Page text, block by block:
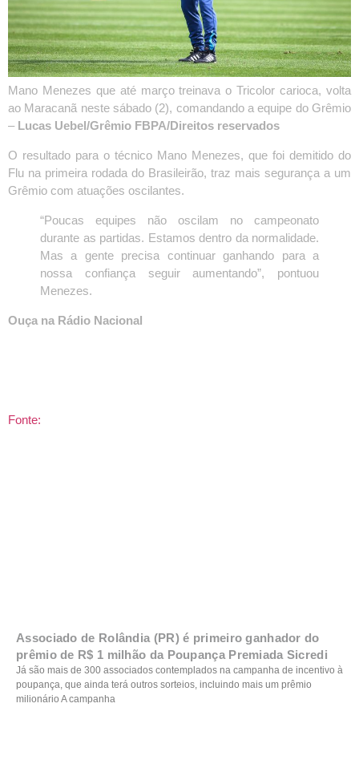
Mano Menezes que até março treinava o Tricolor carioca, volta
ao Maracanã neste sábado (2), comandando a equipe do Grêmio
– Lucas Uebel/Grêmio FBPA/Direitos reservados
O resultado para o técnico Mano Menezes, que foi demitido do
Flu na primeira rodada do Brasileirão, traz mais segurança a um
Grêmio com atuações oscilantes.
“Poucas equipes não oscilam no campeonato
durante as partidas. Estamos dentro da normalidade.
Mas a gente precisa continuar ganhando para a
nossa confiança seguir aumentando”, pontuou
Menezes.
Ouça na Rádio Nacional
Fonte:
Associado de Rolândia (PR) é primeiro ganhador do
prêmio de R$ 1 milhão da Poupança Premiada Sicredi
Já são mais de 300 associados contemplados na campanha de incentivo à
poupança, que ainda terá outros sorteios, incluindo mais um prêmio
milionário A campanha